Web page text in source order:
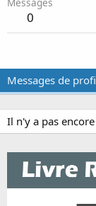
0
Messages de
Il n'y a pas